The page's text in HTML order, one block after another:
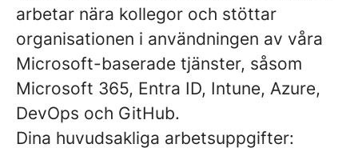
arbetar nära kollegor och stöttar
organisationen i användningen av våra
Microsoft-baserade tjänster, såsom
Microsoft 365, Entra ID, Intune, Azure,
DevOps och GitHub.
Dina huvudsakliga arbetsuppgifter: